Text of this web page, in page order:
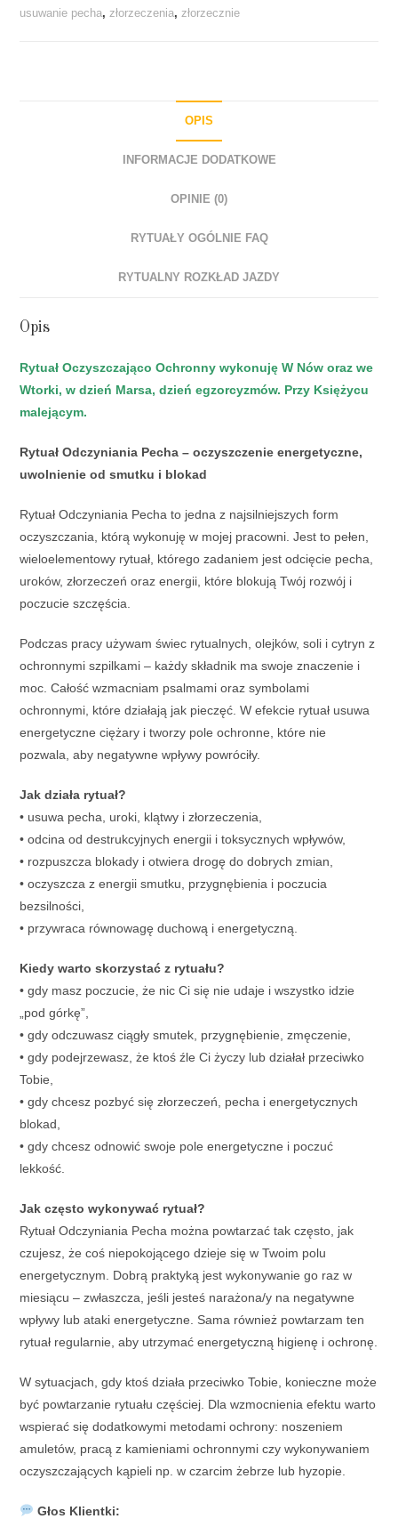
usuwanie pecha, złorzeczenia, złorzecznie
OPIS
INFORMACJE DODATKOWE
OPINIE (0)
RYTUAŁY OGÓLNIE FAQ
RYTUALNY ROZKŁAD JAZDY
Opis
Rytuał Oczyszczająco Ochronny wykonuję W Nów oraz we
Wtorki, w dzień Marsa, dzień egzorcyzmów. Przy Księżycu
malejącym.
Rytuał Odczyniania Pecha – oczyszczenie energetyczne,
uwolnienie od smutku i blokad
Rytuał Odczyniania Pecha to jedna z najsilniejszych form
oczyszczania, którą wykonuję w mojej pracowni. Jest to pełen,
wieloelementowy rytuał, którego zadaniem jest odcięcie pecha,
uroków, złorzeczeń oraz energii, które blokują Twój rozwój i
poczucie szczęścia.
Podczas pracy używam świec rytualnych, olejków, soli i cytryn z
ochronnymi szpilkami – każdy składnik ma swoje znaczenie i
moc. Całość wzmacniam psalmami oraz symbolami
ochronnymi, które działają jak pieczęć. W efekcie rytuał usuwa
energetyczne ciężary i tworzy pole ochronne, które nie
pozwala, aby negatywne wpływy powróciły.
Jak działa rytuał?
• usuwa pecha, uroki, klątwy i złorzeczenia,
• odcina od destrukcyjnych energii i toksycznych wpływów,
• rozpuszcza blokady i otwiera drogę do dobrych zmian,
• oczyszcza z energii smutku, przygnębienia i poczucia
bezsilności,
• przywraca równowagę duchową i energetyczną.
Kiedy warto skorzystać z rytuału?
• gdy masz poczucie, że nic Ci się nie udaje i wszystko idzie
„pod górkę”,
• gdy odczuwasz ciągły smutek, przygnębienie, zmęczenie,
• gdy podejrzewasz, że ktoś źle Ci życzy lub działał przeciwko
Tobie,
• gdy chcesz pozbyć się złorzeczeń, pecha i energetycznych
blokad,
• gdy chcesz odnowić swoje pole energetyczne i poczuć
lekkość.
Jak często wykonywać rytuał?
Rytuał Odczyniania Pecha można powtarzać tak często, jak
czujesz, że coś niepokojącego dzieje się w Twoim polu
energetycznym. Dobrą praktyką jest wykonywanie go raz w
miesiącu – zwłaszcza, jeśli jesteś narażona/y na negatywne
wpływy lub ataki energetyczne. Sama również powtarzam ten
rytuał regularnie, aby utrzymać energetyczną higienę i ochronę.
W sytuacjach, gdy ktoś działa przeciwko Tobie, konieczne może
być powtarzanie rytuału częściej. Dla wzmocnienia efektu warto
wspierać się dodatkowymi metodami ochrony: noszeniem
amuletów, pracą z kamieniami ochronnymi czy wykonywaniem
oczyszczających kąpieli np. w czarcim żebrze lub hyzopie.
Głos Klientki: